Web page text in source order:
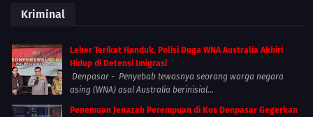
Kriminal
Leher Terikat Handuk, Polisi Duga WNA Australia Akhiri
Hidup di Detensi Imigrasi
Denpasar - Penyebab tewasnya seorang warga negara
asing (WNA) asal Australia berinisial...
Penemuan Jenazah Perempuan di Kos Denpasar Gegerkan